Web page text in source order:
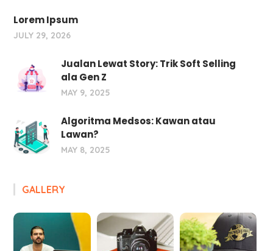
Lorem Ipsum
JULY 29, 2026
Jualan Lewat Story: Trik Soft Selling
ala Gen Z
MAY 9, 2025
Algoritma Medsos: Kawan atau
Lawan?
MAY 8, 2025
GALLERY